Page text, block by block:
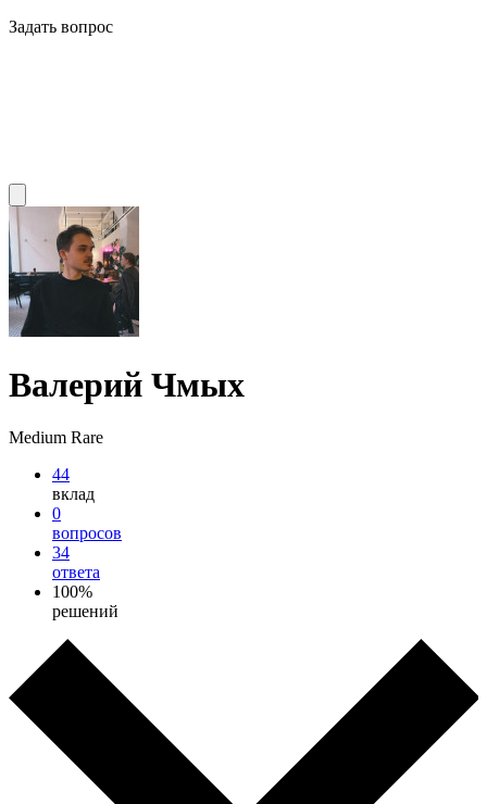
Задать вопрос
Валерий Чмых
Medium Rare
44
вклад
0
вопросов
34
ответа
100%
решений